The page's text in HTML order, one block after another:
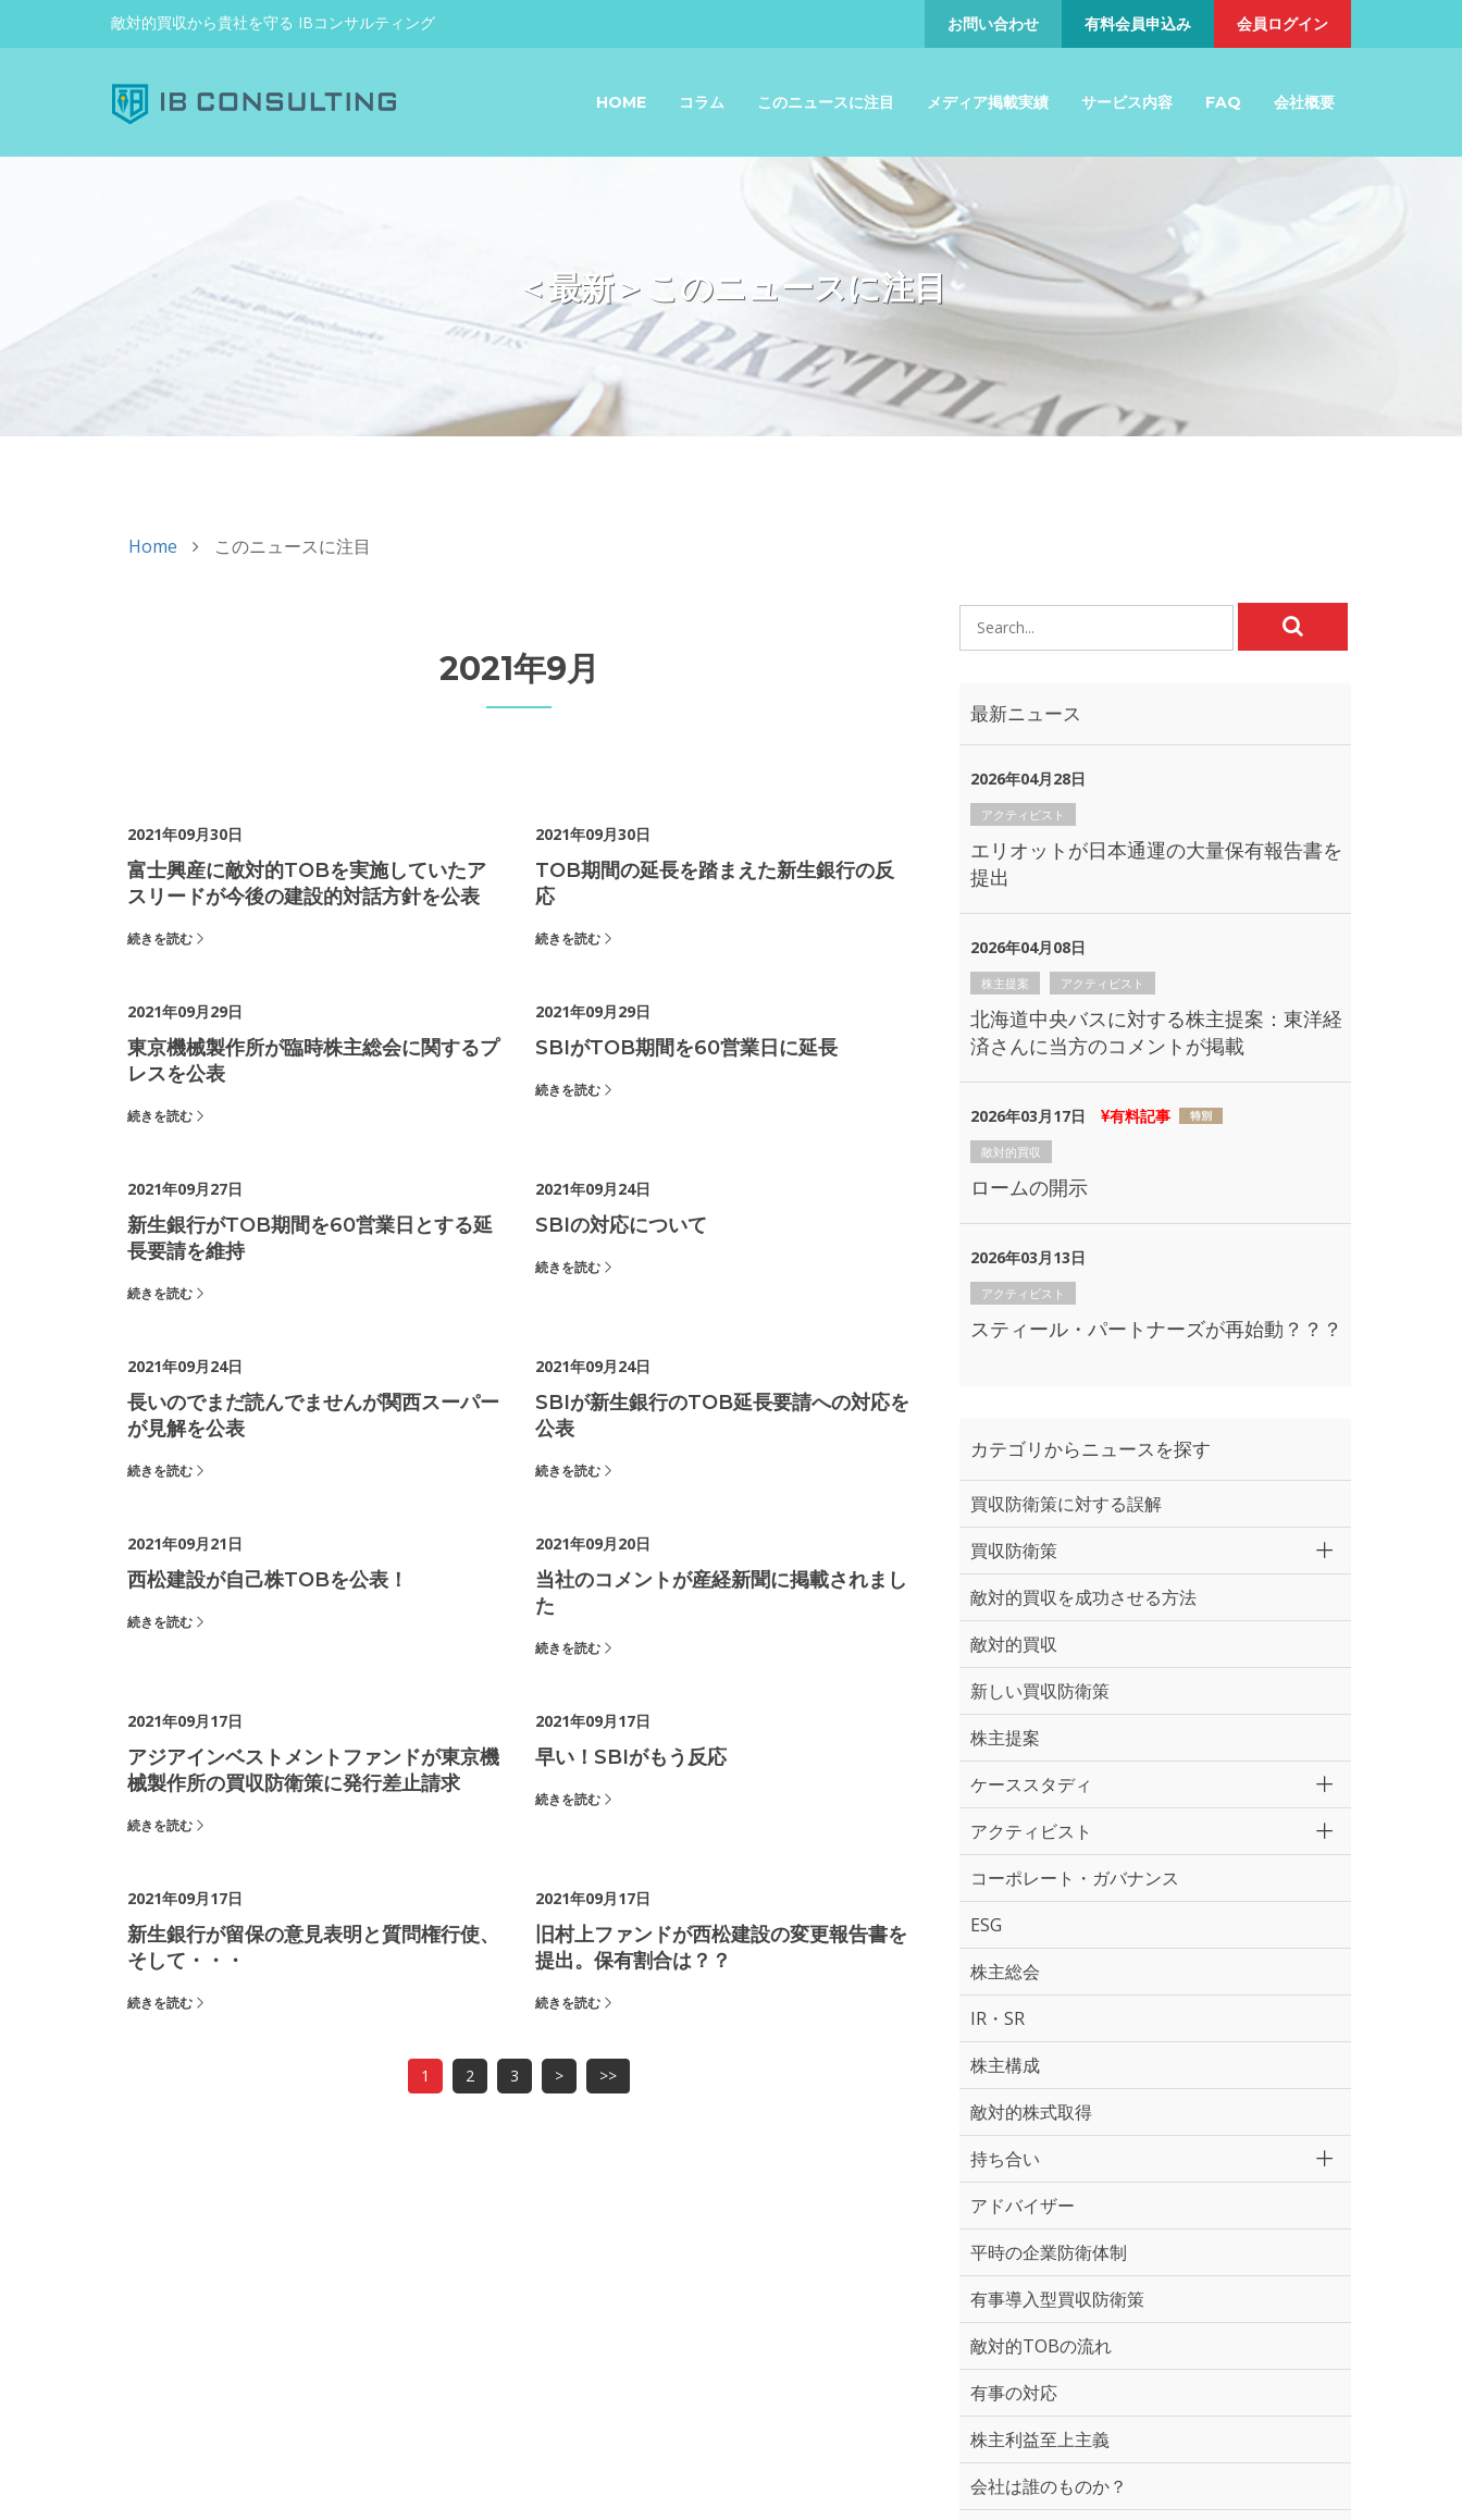
敵対的買収から貴社を守る IBコンサルティング 会員ログイン
有料会員申込み
お問い合わせ
HOME コラム このニュースに注目 メディア掲載実績 サービス内容 FAQ 会社概要
＜最新＞このニュースに注目
Home このニュースに注目
2021年9月
2021年09月30日
富士興産に敵対的TOBを実施していたア
スリードが今後の建設的対話方針を公表
続きを読む
2021年09月30日
TOB期間の延長を踏まえた新生銀行の反
応
続きを読む
2021年09月29日
東京機械製作所が臨時株主総会に関するプ
レスを公表
続きを読む
2021年09月29日
SBIがTOB期間を60営業日に延長
続きを読む
2021年09月27日
新生銀行がTOB期間を60営業日とする延
長要請を維持
続きを読む
2021年09月24日
SBIの対応について
続きを読む
2021年09月24日
長いのでまだ読んでませんが関西スーパー
が見解を公表
続きを読む
2021年09月24日
SBIが新生銀行のTOB延長要請への対応を
公表
続きを読む
2021年09月21日
西松建設が自己株TOBを公表！
続きを読む
2021年09月20日
当社のコメントが産経新聞に掲載されまし
た
続きを読む
2021年09月17日
アジアインベストメントファンドが東京機
械製作所の買収防衛策に発行差止請求
続きを読む
2021年09月17日
早い！SBIがもう反応
続きを読む
2021年09月17日
新生銀行が留保の意見表明と質問権行使、
そして・・・
続きを読む
2021年09月17日
旧村上ファンドが西松建設の変更報告書を
提出。保有割合は？？
続きを読む
1 2 3 > >>
最新ニュース
2026年04月28日
アクティビスト
エリオットが日本通運の大量保有報告書を
提出
2026年04月08日
株主提案 アクティビスト
北海道中央バスに対する株主提案：東洋経
済さんに当方のコメントが掲載
2026年03月17日 有料記事
敵対的買収
ロームの開示
2026年03月13日
アクティビスト
スティール・パートナーズが再始動？？？
カテゴリからニュースを探す
買収防衛策に対する誤解
買収防衛策
敵対的買収を成功させる方法
敵対的買収
新しい買収防衛策
株主提案
ケーススタディ
アクティビスト
コーポレート・ガバナンス
ESG
株主総会
IR・SR
株主構成
敵対的株式取得
持ち合い
アドバイザー
平時の企業防衛体制
有事導入型買収防衛策
敵対的TOBの流れ
有事の対応
株主利益至上主義
会社は誰のものか？